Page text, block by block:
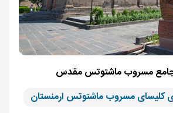
مسروب ماشتوتس مقدس
کلیسای مسروب ماشتوتس ارمنستان